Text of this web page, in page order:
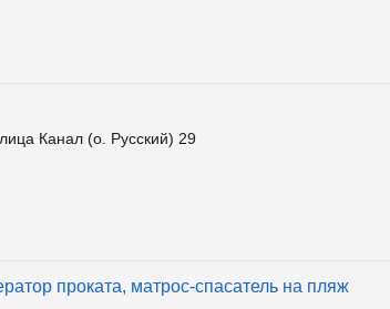
Канал (о. Русский) 29
проката, матрос-спасатель на пляж